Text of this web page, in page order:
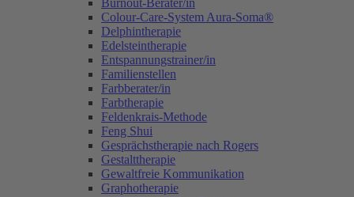
Burnout-Berater/in
Colour-Care-System Aura-Soma®
Delphintherapie
Edelsteintherapie
Entspannungstrainer/in
Familienstellen
Farbberater/in
Farbtherapie
Feldenkrais-Methode
Feng Shui
Gesprächstherapie nach Rogers
Gestalttherapie
Gewaltfreie Kommunikation
Graphotherapie